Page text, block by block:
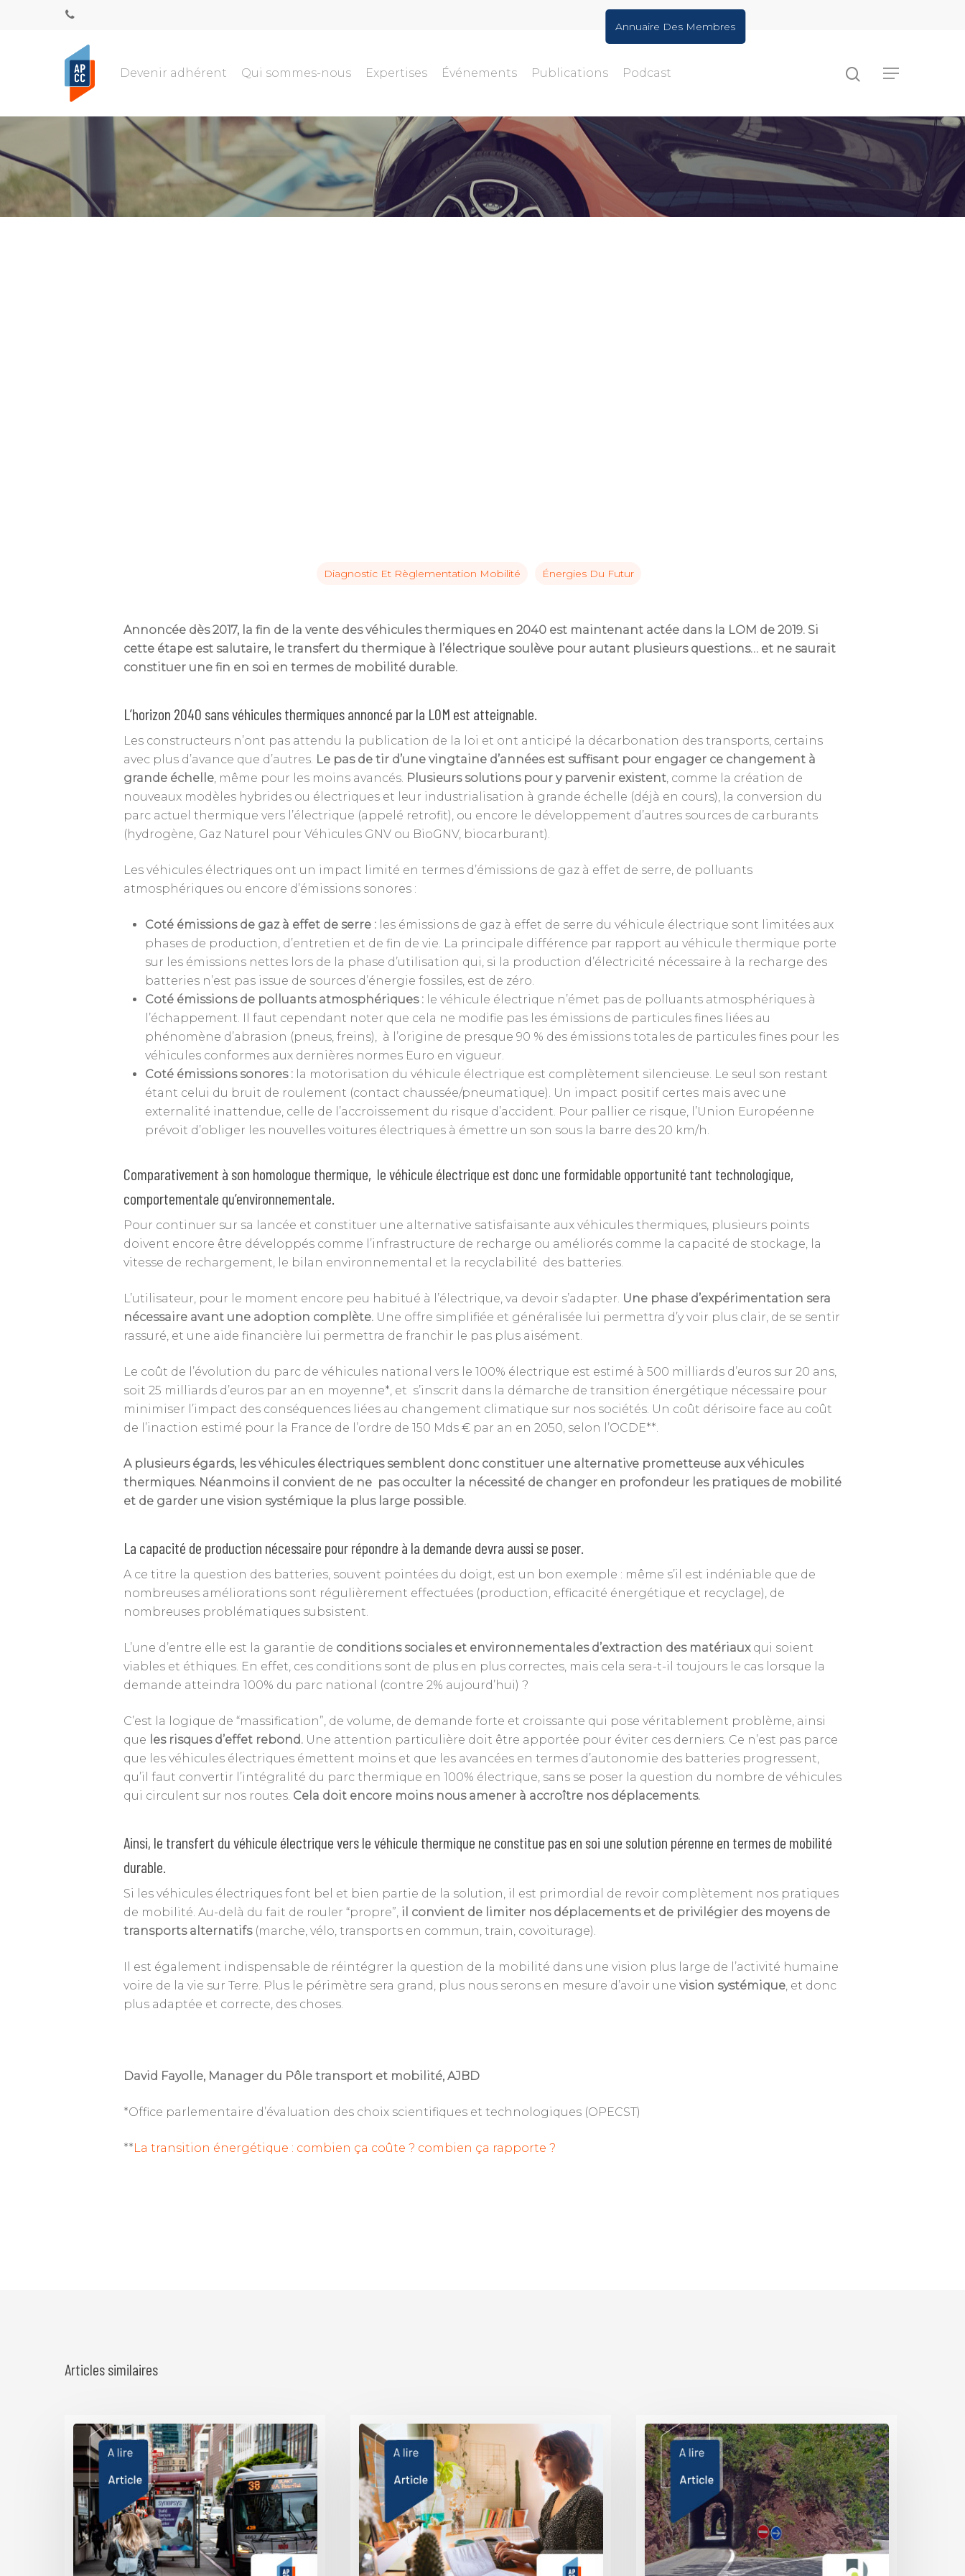
Annuaire Des Membres
Devenir adhérent Qui sommes-nous Expertises Événements Publications Podcast
Diagnostic Et Règlementation Mobilité Énergies Du Futur
Annoncée dès 2017, la fin de la vente des véhicules thermiques en 2040 est maintenant actée dans la LOM de 2019. Si
cette étape est salutaire, le transfert du thermique à l’électrique soulève pour autant plusieurs questions… et ne saurait
constituer une fin en soi en termes de mobilité durable.
L’horizon 2040 sans véhicules thermiques annoncé par la LOM est atteignable.
Les constructeurs n’ont pas attendu la publication de la loi et ont anticipé la décarbonation des transports, certains
avec plus d’avance que d’autres. Le pas de tir d’une vingtaine d’années est suffisant pour engager ce changement à
grande échelle, même pour les moins avancés. Plusieurs solutions pour y parvenir existent, comme la création de
nouveaux modèles hybrides ou électriques et leur industrialisation à grande échelle (déjà en cours), la conversion du
parc actuel thermique vers l’électrique (appelé retrofit), ou encore le développement d’autres sources de carburants
(hydrogène, Gaz Naturel pour Véhicules GNV ou BioGNV, biocarburant).
Les véhicules électriques ont un impact limité en termes d’émissions de gaz à effet de serre, de polluants
atmosphériques ou encore d’émissions sonores :
Coté émissions de gaz à effet de serre : les émissions de gaz à effet de serre du véhicule électrique sont limitées aux
phases de production, d’entretien et de fin de vie. La principale différence par rapport au véhicule thermique porte
sur les émissions nettes lors de la phase d’utilisation qui, si la production d’électricité nécessaire à la recharge des
batteries n’est pas issue de sources d’énergie fossiles, est de zéro.
Coté émissions de polluants atmosphériques : le véhicule électrique n’émet pas de polluants atmosphériques à
l’échappement. Il faut cependant noter que cela ne modifie pas les émissions de particules fines liées au
phénomène d’abrasion (pneus, freins), à l’origine de presque 90 % des émissions totales de particules fines pour les
véhicules conformes aux dernières normes Euro en vigueur.
Coté émissions sonores : la motorisation du véhicule électrique est complètement silencieuse. Le seul son restant
étant celui du bruit de roulement (contact chaussée/pneumatique). Un impact positif certes mais avec une
externalité inattendue, celle de l’accroissement du risque d’accident. Pour pallier ce risque, l’Union Européenne
prévoit d’obliger les nouvelles voitures électriques à émettre un son sous la barre des 20 km/h.
Comparativement à son homologue thermique, le véhicule électrique est donc une formidable opportunité tant technologique,
comportementale qu’environnementale.
Pour continuer sur sa lancée et constituer une alternative satisfaisante aux véhicules thermiques, plusieurs points
doivent encore être développés comme l’infrastructure de recharge ou améliorés comme la capacité de stockage, la
vitesse de rechargement, le bilan environnemental et la recyclabilité des batteries.
L’utilisateur, pour le moment encore peu habitué à l’électrique, va devoir s’adapter. Une phase d’expérimentation sera
nécessaire avant une adoption complète. Une offre simplifiée et généralisée lui permettra d’y voir plus clair, de se sentir
rassuré, et une aide financière lui permettra de franchir le pas plus aisément.
Le coût de l’évolution du parc de véhicules national vers le 100% électrique est estimé à 500 milliards d’euros sur 20 ans,
soit 25 milliards d’euros par an en moyenne*, et s’inscrit dans la démarche de transition énergétique nécessaire pour
minimiser l’impact des conséquences liées au changement climatique sur nos sociétés. Un coût dérisoire face au coût
de l’inaction estimé pour la France de l’ordre de 150 Mds € par an en 2050, selon l’OCDE**.
A plusieurs égards, les véhicules électriques semblent donc constituer une alternative prometteuse aux véhicules
thermiques. Néanmoins il convient de ne pas occulter la nécessité de changer en profondeur les pratiques de mobilité
et de garder une vision systémique la plus large possible.
La capacité de production nécessaire pour répondre à la demande devra aussi se poser.
A ce titre la question des batteries, souvent pointées du doigt, est un bon exemple : même s’il est indéniable que de
nombreuses améliorations sont régulièrement effectuées (production, efficacité énergétique et recyclage), de
nombreuses problématiques subsistent.
L’une d’entre elle est la garantie de conditions sociales et environnementales d’extraction des matériauxqui soient
viables et éthiques. En effet, ces conditions sont de plus en plus correctes, mais cela sera-t-il toujours le cas lorsque la
demande atteindra 100% du parc national (contre 2% aujourd’hui) ?
C’est la logique de “massification”, de volume, de demande forte et croissante qui pose véritablement problème, ainsi
que les risques d’effet rebond. Une attention particulière doit être apportée pour éviter ces derniers. Ce n’est pas parce
que les véhicules électriques émettent moins et que les avancées en termes d’autonomie des batteries progressent,
qu’il faut convertir l’intégralité du parc thermique en 100% électrique, sans se poser la question du nombre de véhicules
qui circulent sur nos routes. Cela doit encore moins nous amener à accroître nos déplacements.
Ainsi, le transfert du véhicule électrique vers le véhicule thermique ne constitue pas en soi une solution pérenne en termes de mobilité
durable.
Si les véhicules électriques font bel et bien partie de la solution, il est primordial de revoir complètement nos pratiques
de mobilité. Au-delà du fait de rouler “propre”, il convient de limiter nos déplacements et de privilégier des moyens de
transports alternatifs(marche, vélo, transports en commun, train, covoiturage).
Il est également indispensable de réintégrer la question de la mobilité dans une vision plus large de l’activité humaine
voire de la vie sur Terre. Plus le périmètre sera grand, plus nous serons en mesure d’avoir une vision systémique, et donc
plus adaptée et correcte, des choses.
David Fayolle, Manager du Pôle transport et mobilité, AJBD
*Office parlementaire d’évaluation des choix scientifiques et technologiques (OPECST)
**La transition énergétique : combien ça coûte ? combien ça rapporte ?
Articles similaires
Annuaire des membres
Contact